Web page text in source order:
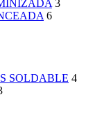
3
6
SOLDABLE 4